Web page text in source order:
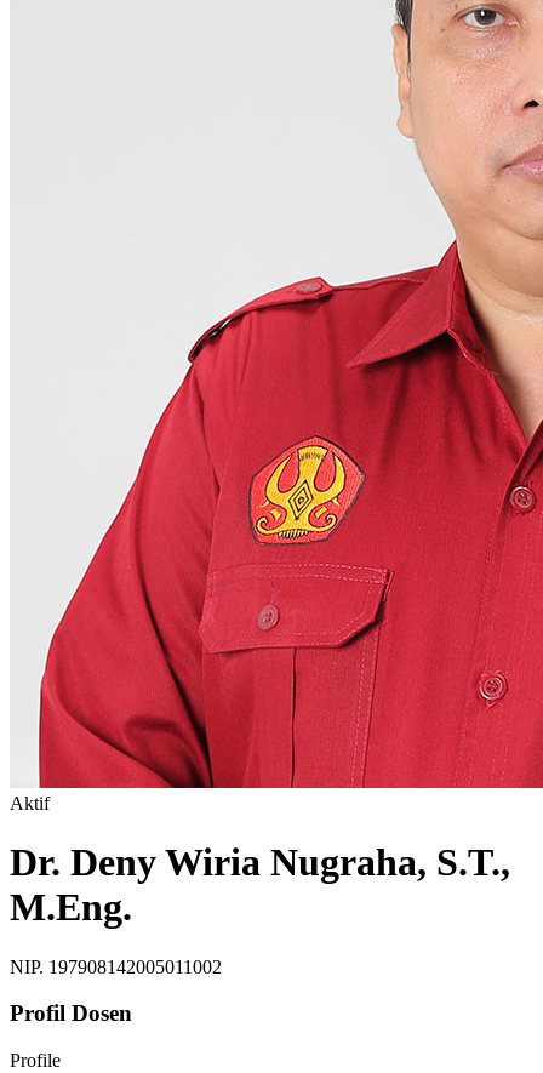
Aktif
Dr. Deny Wiria Nugraha, S.T.,
M.Eng.
NIP. 197908142005011002
Profil Dosen
Profile